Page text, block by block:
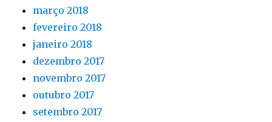
março 2018
fevereiro 2018
janeiro 2018
dezembro 2017
novembro 2017
outubro 2017
setembro 2017